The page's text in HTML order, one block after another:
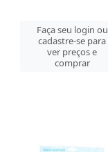
Faça seu login ou
cadastre-se para
ver preços e
comprar